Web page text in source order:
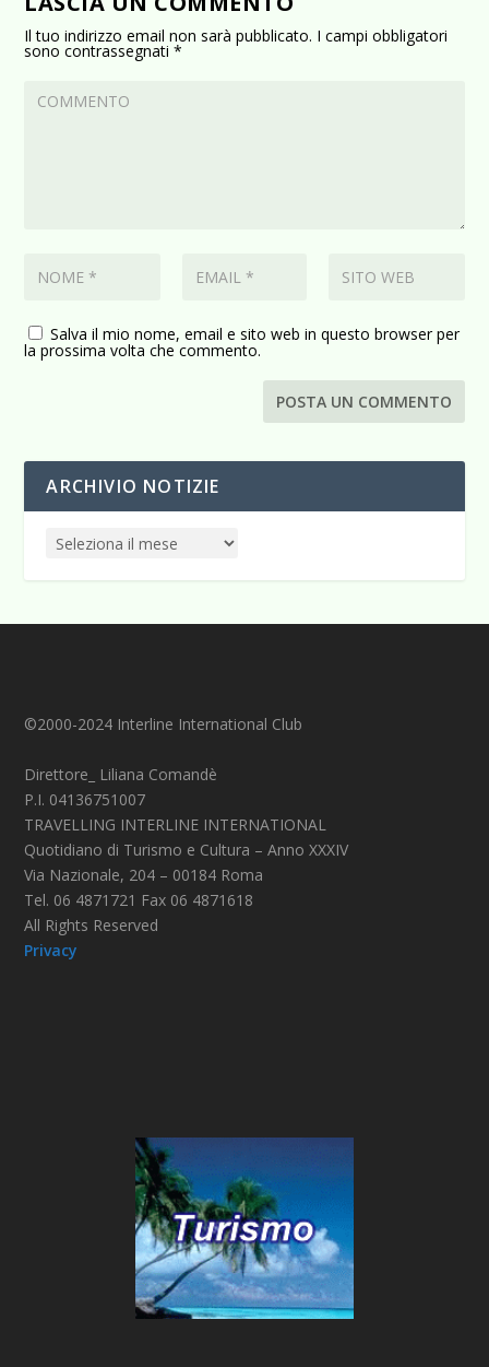
Il tuo indirizzo email non sarà pubblicato. I campi obbligatori
sono contrassegnati*
Salva il mio nome, email e sito web in questo browser per
la prossima volta che commento.
ARCHIVIO NOTIZIE
©2000-2024 Interline International Club
Direttore_ Liliana Comandè
P.I. 04136751007
TRAVELLING INTERLINE INTERNATIONAL
Quotidiano di Turismo e Cultura – Anno XXXIV
Via Nazionale, 204 – 00184 Roma
Tel. 06 4871721 Fax 06 4871618
All Rights Reserved
Privacy